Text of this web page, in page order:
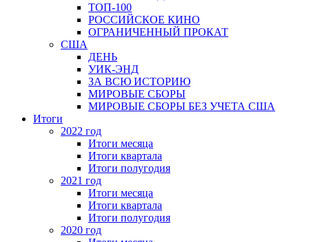
ТОП-100
РОССИЙСКОЕ КИНО
ОГРАНИЧЕННЫЙ ПРОКАТ
США
ДЕНЬ
УИК-ЭНД
ЗА ВСЮ ИСТОРИЮ
МИРОВЫЕ СБОРЫ
МИРОВЫЕ СБОРЫ БЕЗ УЧЕТА США
Итоги
2022 год
Итоги месяца
Итоги квартала
Итоги полугодия
2021 год
Итоги месяца
Итоги квартала
Итоги полугодия
2020 год